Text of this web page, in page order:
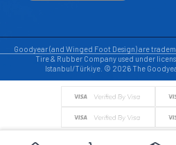
Goodyear (and Winged Foot Design) are
Tire & Rubber Company used under
Istanbul/Türkiye. © 2026 The